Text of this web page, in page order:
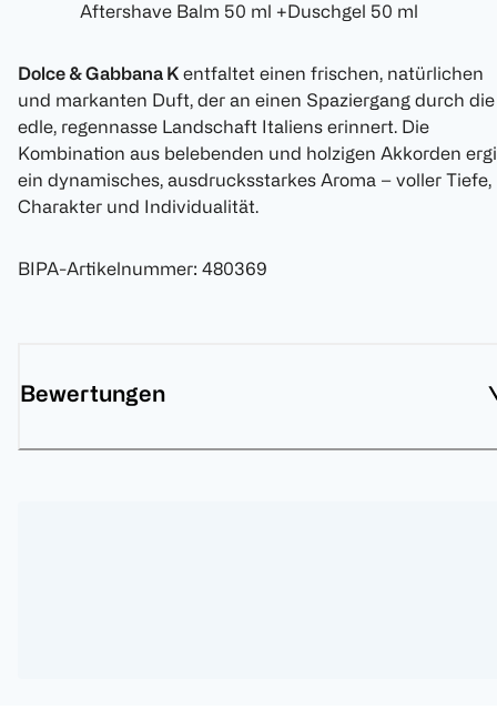
Aftershave Balm 50 ml +Duschgel 50 ml
Dolce & Gabbana K entfaltet einen frischen, natürlichen
und markanten Duft, der an einen Spaziergang durch die
edle, regennasse Landschaft Italiens erinnert. Die
Kombination aus belebenden und holzigen Akkorden
ein dynamisches, ausdrucksstarkes Aroma – voller Tiefe,
Charakter und Individualität.
BIPA-Artikelnummer: 480369
Bewertungen